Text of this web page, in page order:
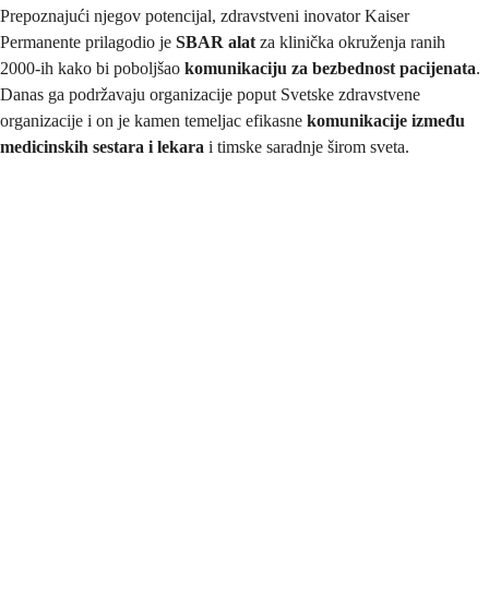
Prepoznajući njegov potencijal, zdravstveni inovator Kaiser
Permanente prilagodio je SBAR alat za klinička okruženja ranih
2000-ih kako bi poboljšao komunikaciju za bezbednost pacijenata.
Danas ga podržavaju organizacije poput Svetske zdravstvene
organizacije i on je kamen temeljac efikasne komunikacije između
medicinskih sestara i lekara i timske saradnje širom sveta.